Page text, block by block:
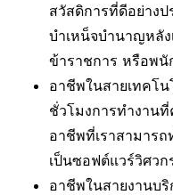
สวัสดิการที่ดีอย่าง
บำเหน็จบำนาญหลั
ข้าราชการ หรือพนั
อาชีพในสายเทคโ
ชั่วโมงการทำงาน
อาชีพที่เราสามารถ
เป็นซอฟต์แวร์วิศว
อาชีพในสายงานบ